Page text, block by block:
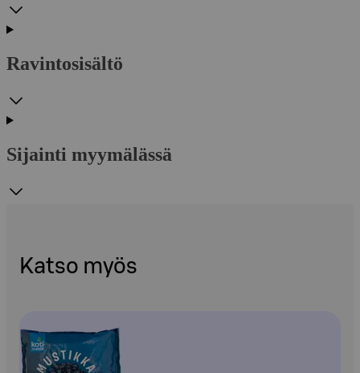
Ravintosisältö
Sijainti myymälässä
Katso myös